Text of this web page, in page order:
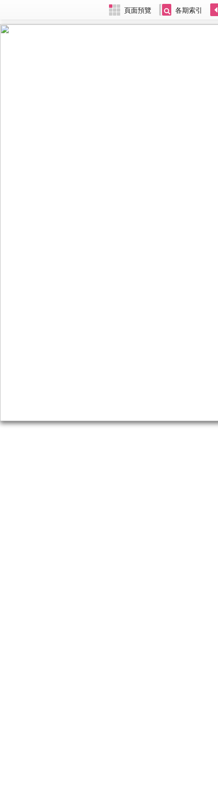
頁面預覽 各期索引